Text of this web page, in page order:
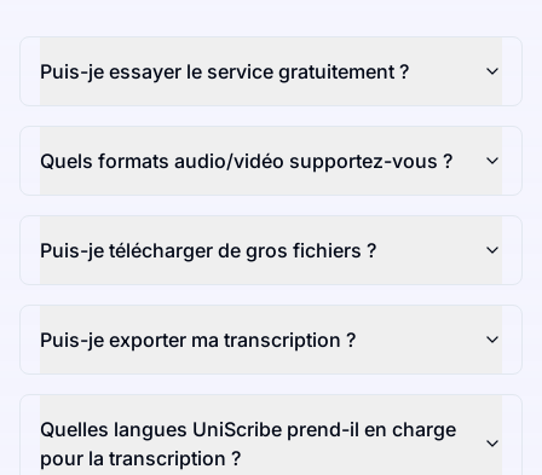
Puis-je essayer le service gratuitement ?
Quels formats audio/vidéo supportez-vous ?
Puis-je télécharger de gros fichiers ?
Puis-je exporter ma transcription ?
Quelles langues UniScribe prend-il en charge
pour la transcription ?